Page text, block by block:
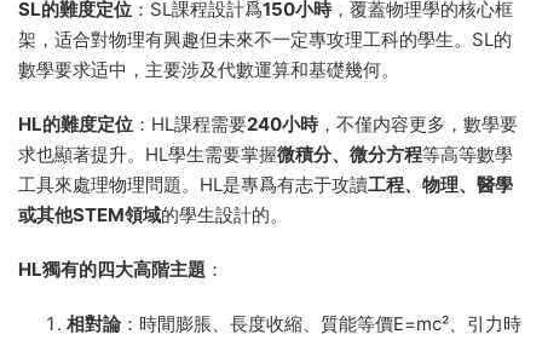
SL的難度定位 ：SL課程設計爲150小時，覆蓋物理學的核心框
架，适合對物理有興趣但未來不一定專攻理工科的學生。SL的
數學要求适中，主要涉及代數運算和基礎幾何。
HL的難度定位 ：HL課程需要240小時，不僅内容更多，數學要
求也顯著提升。HL學生需要掌握微積分、微分方程等高等數學
工具來處理物理問題。HL是專爲有志于攻讀工程、物理、醫學
或其他STEM領域的學生設計的。
HL獨有的四大高階主題 ：
相對論：時間膨脹、長度收縮、質能等價E=mc²、引力時